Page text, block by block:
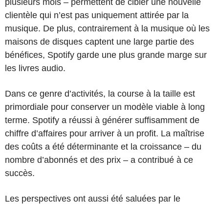
clientèle qui n’est pas uniquement attirée par la
musique. De plus, contrairement à la musique où les
maisons de disques captent une large partie des
bénéfices, Spotify garde une plus grande marge sur
les livres audio.
Dans ce genre d’activités, la course à la taille est
primordiale pour conserver un modèle viable à long
terme. Spotify a réussi à générer suffisamment de
chiffre d’affaires pour arriver à un profit. La maîtrise
des coûts a été déterminante et la croissance – du
nombre d’abonnés et des prix – a contribué à ce
succès.
Les perspectives ont aussi été saluées par le